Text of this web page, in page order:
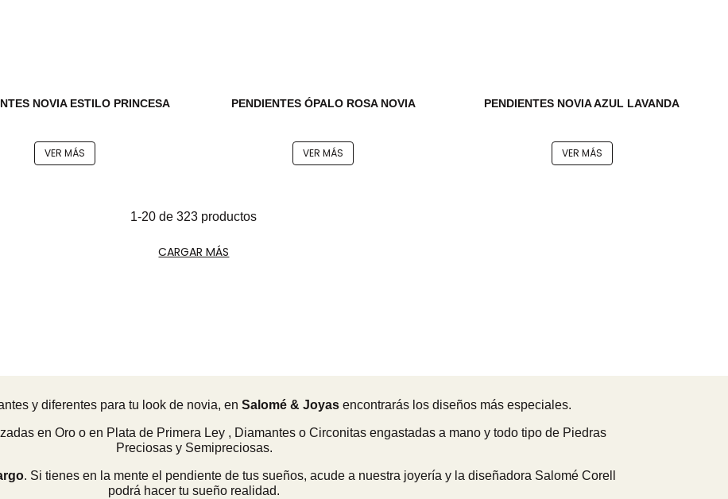
NOVIA ESTILO PRINCESA
VER MÁS
PENDIENTES ÓPALO ROSA NOVIA
VER MÁS
PENDIENTES NOVIA AZUL LAVANDA
VER MÁS
1-20 de 323 productos
CARGAR MÁS
y diferentes para tu look de novia, en Salomé & Joyasencontrarás los diseños más especiales.
en Oro o en Plata de Primera Ley , Diamantes o Circonitas engastadas a mano y todo tipo de Piedras
Preciosas y Semipreciosas.
. Si tienes en la mente el pendiente de tus sueños, acude a nuestra joyería y la diseñadora Salomé Corell
podrá hacer tu sueño realidad.